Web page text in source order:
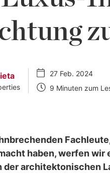
27 Feb. 2024
9 Minuten zum
haben, werfen wir
architektonischen